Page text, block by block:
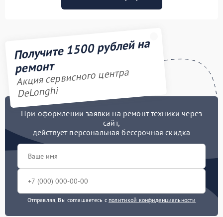
Получите 1500 рублей на
ремонт
Акция сервисного центра
DeLonghi
При оформлении заявки на ремонт техники через
сайт,
действует персональная бессрочная скидка
Отправляя, Вы соглашаетесь с политикой конфиденциальности